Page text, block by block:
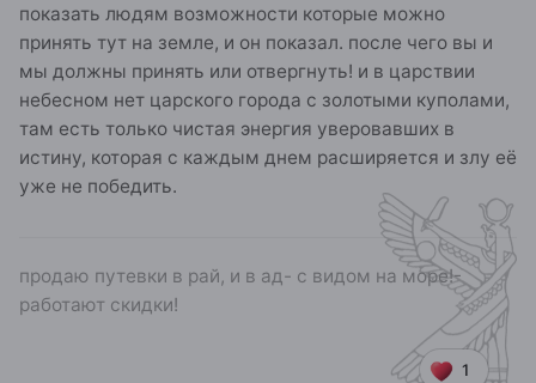
показать людям возможности которые можно
принять тут на земле, и он показал. после чего вы и
мы должны принять или отвергнуть! и в царствии
небесном нет царского города с золотыми куполами,
там есть только чистая энергия уверовавших в
истину, которая с каждым днем расширяется и злу её
уже не победить.
1
продаю путевки в рай, и в ад- с видом на море!-
работают скидки!